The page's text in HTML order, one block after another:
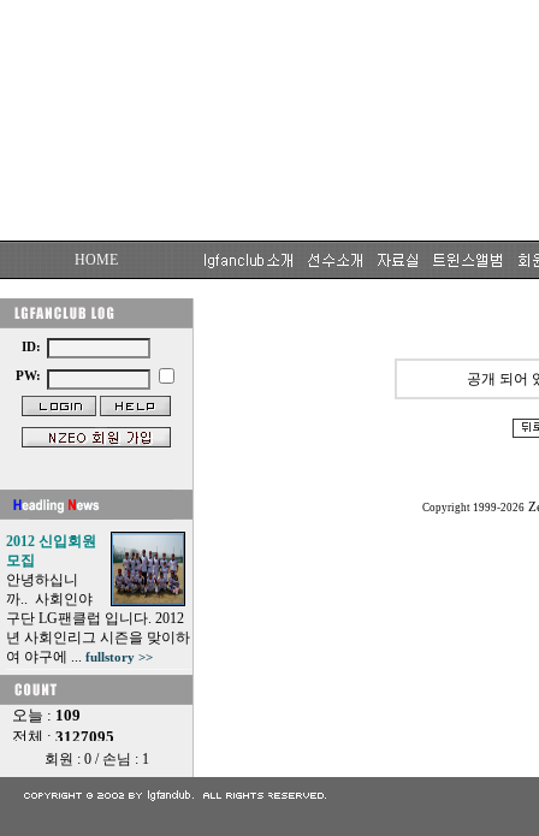
HOME
ID:
PW:
2012 신입회원
모집
안녕하십니
까.. 사회인야
구단 LG팬클럽 입니다. 2012
년 사회인리그 시즌을 맞이하
여 야구에 ... fullstory >>
회원 : 0 / 손님 : 1
공개 되어
Copyright 1999-2026